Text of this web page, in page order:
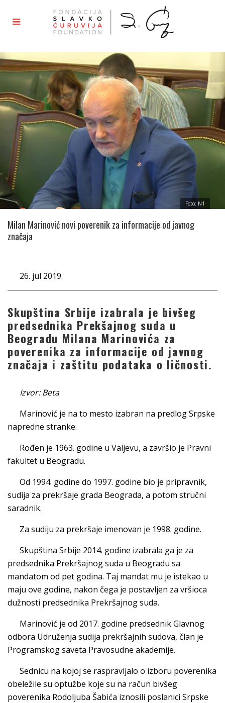
Foto: N1
Milan Marinović novi poverenik za informacije od javnog
značaja
26. jul 2019.
Skupština Srbije izabrala je bivšeg
predsednika Prekšajnog suda u
Beogradu Milana Marinovića za
poverenika za informacije od javnog
značaja i zaštitu podataka o ličnosti.
Izvor: Beta
Marinović je na to mesto izabran na predlog Srpske
napredne stranke.
Rođen je 1963. godine u Valjevu, a završio je Pravni
fakultet u Beogradu.
Od 1994. godine do 1997. godine bio je pripravnik,
sudija za prekršaje grada Beograda, a potom stručni
saradnik.
Za sudiju za prekršaje imenovan je 1998. godine.
Skupština Srbije 2014. godine izabrala ga je za
predsednika Prekršajnog suda u Beogradu sa
mandatom od pet godina. Taj mandat mu je istekao u
maju ove godine, nakon čega je postavljen za vršioca
dužnosti predsednika Prekršajnog suda.
Marinović je od 2017. godine predsednik Glavnog
odbora Udruženja sudija prekršajnih sudova, član je
Programskog saveta Pravosudne akademije.
Sednicu na kojoj se raspravljalo o izboru poverenika
obeležile su optužbe koje su na račun bivšeg
poverenika Rodoljuba Šabića iznosili poslanici Srpske